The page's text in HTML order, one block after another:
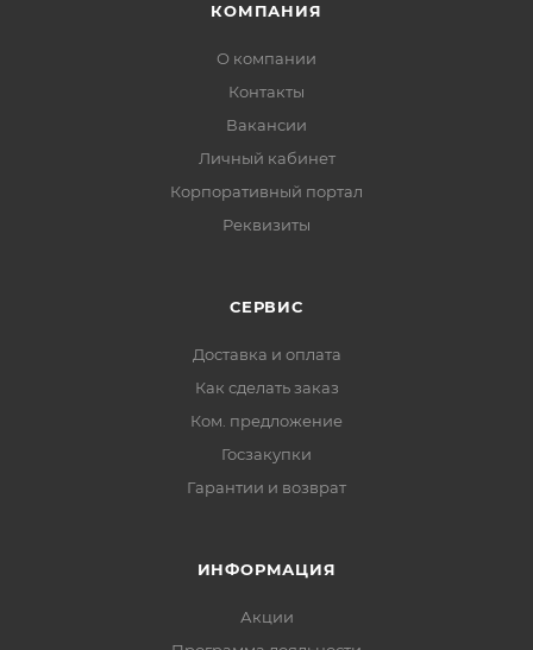
КОМПАНИЯ
О компании
Контакты
Вакансии
Личный кабинет
Корпоративный портал
Реквизиты
СЕРВИС
Доставка и оплата
Как сделать заказ
Ком. предложение
Госзакупки
Гарантии и возврат
ИНФОРМАЦИЯ
Акции